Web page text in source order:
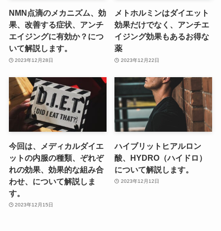
NMN点滴のメカニズム、効
果、改善する症状、アンチ
エイジングに有効か？につ
いて解説します。
2023年12月28日
メトホルミンはダイエット
効果だけでなく、アンチエ
イジング効果もあるお得な
薬
2023年12月22日
今回は、メディカルダイエ
ットの内服の種類、ぞれぞ
れの効果、効果的な組み合
わせ、について解説しま
す。
2023年12月15日
ハイブリットヒアルロン
酸、HYDRO（ハイドロ）
について解説します。
2023年12月12日